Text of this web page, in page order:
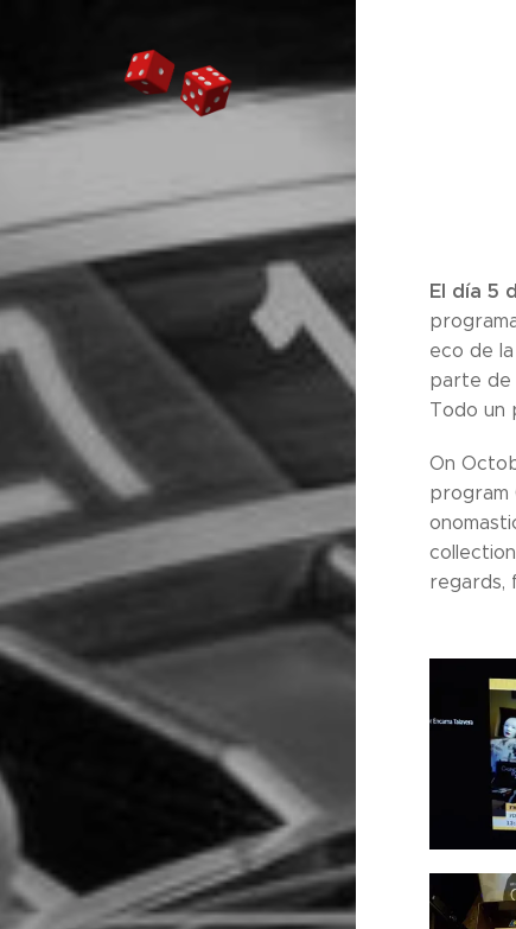
El día 5
eco de
parte de
Todo un
On
program
regards,